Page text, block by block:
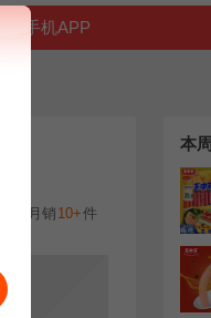
手机APP
月销 10+件
本